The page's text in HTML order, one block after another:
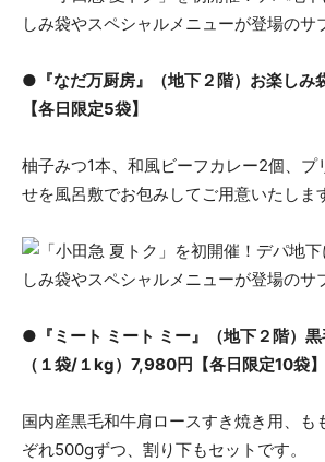
●『なだ万厨房』（地下２階）お楽しみ
【各日限定5袋】
柚子みつ1本、和風ビーフカレー2個、プ
せを風呂敷でお包みしてご用意いたしま
●『ミート ミート ミー』（地下２階）
（１袋/１kg）7,980円【各日限定10袋】
国内産黒毛和牛肩ロースすき焼き用、も
ぞれ500gずつ、割り下もセットです。